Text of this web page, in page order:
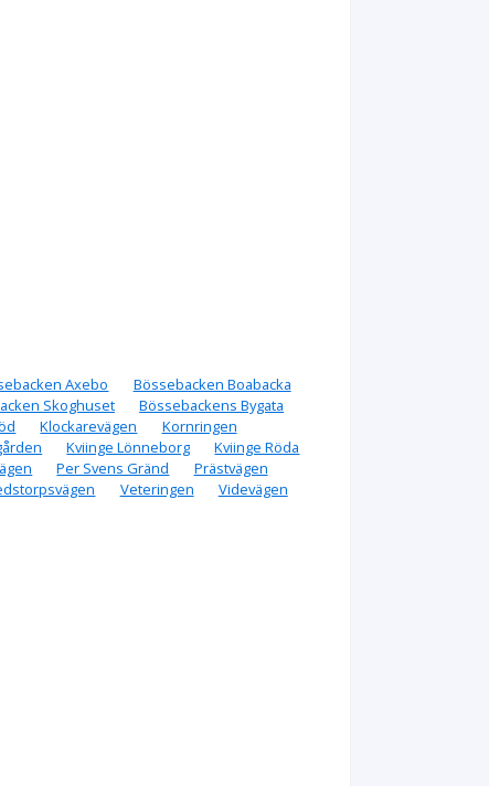
Axebo
Bössebacken Boabacka
Skoghuset
Bössebackens Bygata
Klockarevägen
Kornringen
Kviinge Lönneborg
Kviinge Röda
Per Svens Gränd
Prästvägen
Veteringen
Videvägen